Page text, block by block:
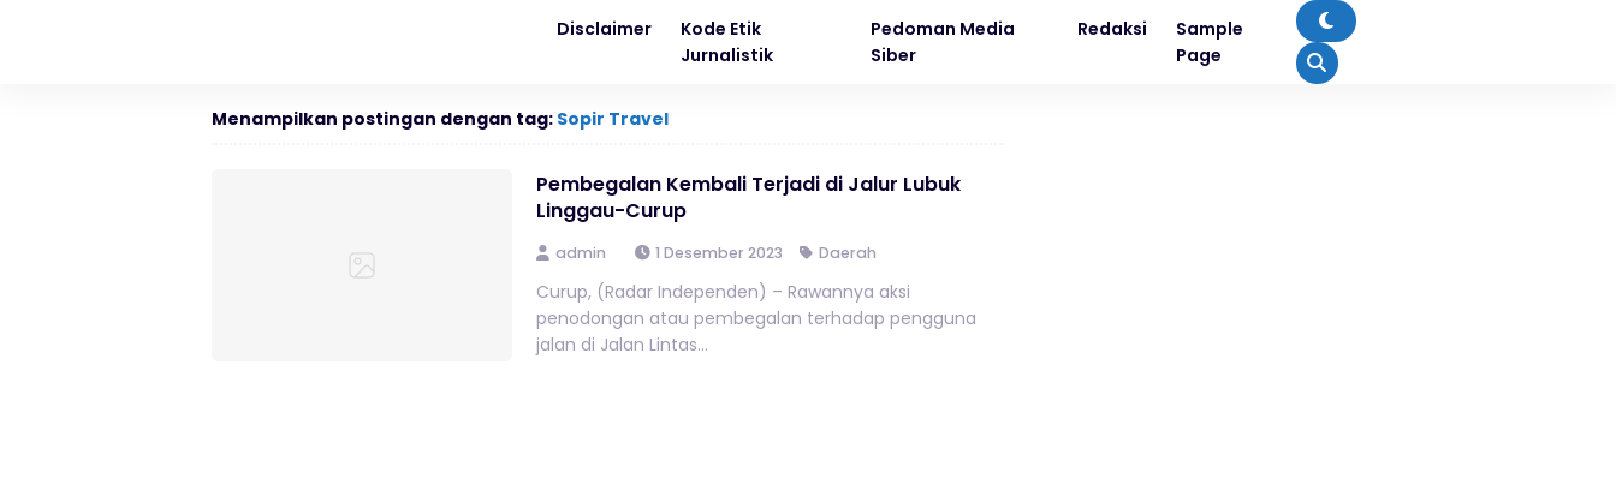
Disclaimer
Kode Etik
Jurnalistik
Pedoman Media
Siber
Redaksi
Sample
Page
Menampilkan postingan dengan tag: Sopir Travel
Pembegalan Kembali Terjadi di Jalur Lubuk
Linggau-Curup
admin 1 Desember 2023 Daerah
Curup, (Radar Independen) – Rawannya aksi
penodongan atau pembegalan terhadap pengguna
jalan di Jalan Lintas...